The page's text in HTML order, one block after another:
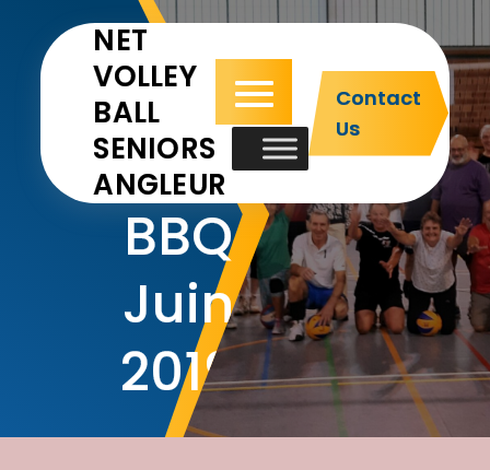
NET
VOLLEY
BALL
SENIORS
ANGLEUR
Contact
Us
AG et
BBQ
Juin
2019